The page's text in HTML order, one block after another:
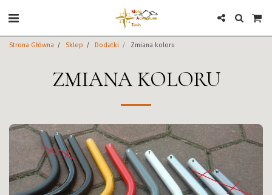
Strona Główna Sklep Dodatki Zmiana koloru
ZMIANA KOLORU